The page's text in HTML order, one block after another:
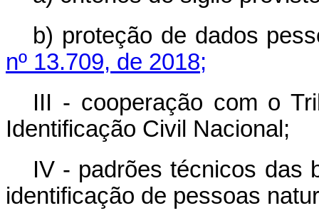
b) proteção de dados
nº 13.709, de 2018;
III - cooperação com o
Identificação Civil Nacional;
IV - padrões técnicos das
identificação de pessoas